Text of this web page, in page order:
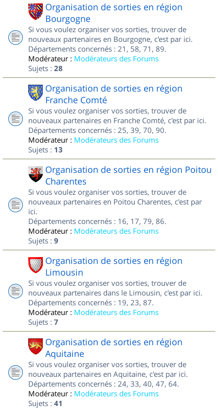
Organisation de sorties en région
Bourgogne
Si vous voulez organiser vos sorties, trouver de
nouveaux partenaires en Bourgogne, c'est par ici.
Départements concernés : 21, 58, 71, 89.
Modérateur : Modérateurs des Forums
Sujets : 28
Organisation de sorties en région
Franche Comté
Si vous voulez organiser vos sorties, trouver de
nouveaux partenaires en Franche Comté, c'est par ici.
Départements concernés : 25, 39, 70, 90.
Modérateur : Modérateurs des Forums
Sujets : 13
Organisation de sorties en région Poitou
Charentes
Si vous voulez organiser vos sorties, trouver de
nouveaux partenaires en Poitou Charentes, c'est par
ici.
Départements concernés : 16, 17, 79, 86.
Modérateur : Modérateurs des Forums
Sujets : 9
Organisation de sorties en région
Limousin
Si vous voulez organiser vos sorties, trouver de
nouveaux partenaires dans le Limousin, c'est par ici.
Départements concernés : 19, 23, 87.
Modérateur : Modérateurs des Forums
Sujets : 7
Organisation de sorties en région
Aquitaine
Si vous voulez organiser vos sorties, trouver de
nouveaux partenaires en Aquitaine, c'est par ici.
Départements concernés : 24, 33, 40, 47, 64.
Modérateur : Modérateurs des Forums
Sujets : 41